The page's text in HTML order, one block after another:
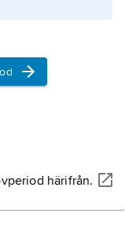
härifrån.